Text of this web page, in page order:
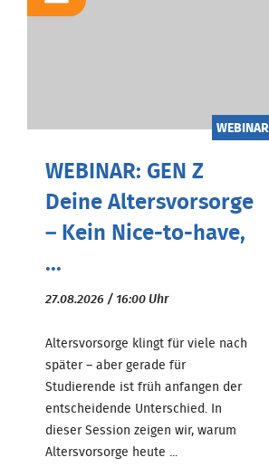
WEBINAR
WEBINAR: GEN Z
Deine Altersvorsorge
– Kein Nice-to-have,
...
27.08.2026 / 16:00 Uhr
Altersvorsorge klingt für viele nach
später – aber gerade für
Studierende ist früh anfangen der
entscheidende Unterschied. In
dieser Session zeigen wir, warum
Altersvorsorge heute ...